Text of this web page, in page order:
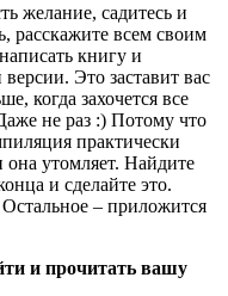
желание, садитесь и
расскажите всем своим
книгу и
Это заставит вас
когда захочется все
не раз :) Потому что
практически
она утомляет. Найдите
и сделайте это.
– приложится
и прочитать вашу